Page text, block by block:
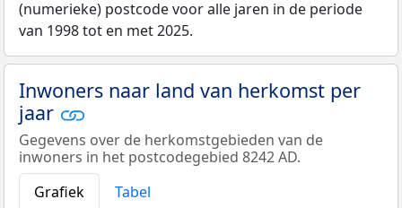
(numerieke) postcode voor alle jaren in de periode
van 1998 tot en met 2025.
Inwoners naar land van herkomst per
jaar
Gegevens over de herkomstgebieden van de
inwoners in het postcodegebied 8242 AD.
Grafiek
Tabel